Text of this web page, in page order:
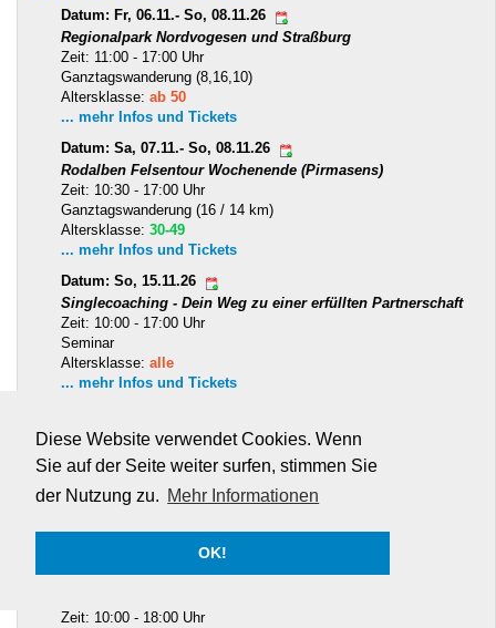
Diese Website verwendet Cookies. Wenn
Sie auf der Seite weiter surfen, stimmen Sie
der Nutzung zu. Mehr Informationen
OK!
Datum: Fr, 06.11.- So, 08.11.26
Regionalpark Nordvogesen und Straßburg
Zeit: 11:00 - 17:00 Uhr
Ganztagswanderung (8,16,10)
Altersklasse: ab 50
... mehr Infos und Tickets
Datum: Sa, 07.11.- So, 08.11.26
Rodalben Felsentour Wochenende (Pirmasens)
Zeit: 10:30 - 17:00 Uhr
Ganztagswanderung (16 / 14 km)
Altersklasse: 30-49
... mehr Infos und Tickets
Datum: So, 15.11.26
Singlecoaching - Dein Weg zu einer erfüllten Partnerschaft
Zeit: 10:00 - 17:00 Uhr
Seminar
Altersklasse: alle
... mehr Infos und Tickets
Datum: So, 27.12.- So, 03.01.27
Genusswandern auf Mallorca
Zeit: 15:10 - 12:00 Uhr
Genußwanderung (2-12 km)
... mehr Infos und Tickets
Datum: Do, 07.01.- Mo, 11.01.27
Zeit: 10:00 - 18:00 Uhr